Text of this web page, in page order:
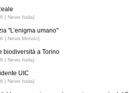
| News Italia]
''L’enigma umano''
| News Mondo]
biodiversità a Torino
| News Italia]
UIC
| News Italia]